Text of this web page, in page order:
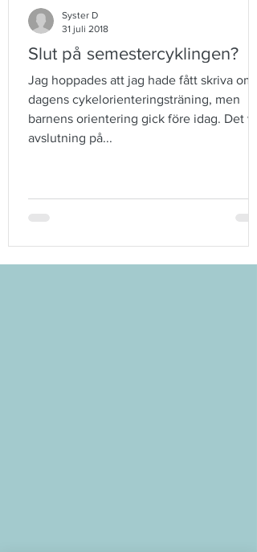
Slut på semestercyklingen?
Jag hoppades att jag hade fått skriva om
dagens cykelorienteringsträning, men
barnens orientering gick före idag. Det var
avslutning på...
Syster D
31 juli 2018